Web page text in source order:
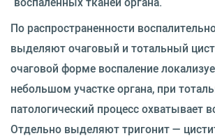
По распространенности
выделяют очаговый и тотальный
очаговой форме воспаление
небольшом участке органа, при
патологический процесс охватывает
Отдельно выделяют тригонит —